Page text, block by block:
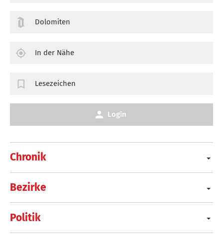
Chronik
Bezirke
Politik
Dolomiten
In der Nähe
Lesezeichen
Login